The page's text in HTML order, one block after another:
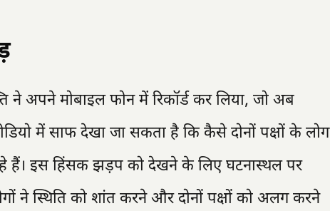
ने अपने मोबाइल फोन में रिकॉर्ड कर लिया, जो अब
में साफ देखा जा सकता है कि कैसे दोनों पक्षों के लोग
हैं। इस हिंसक झड़प को देखने के लिए घटनास्थल पर
ने स्थिति को शांत करने और दोनों पक्षों को अलग करने